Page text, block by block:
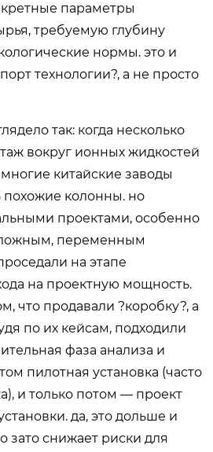
параметры
требуемую глубину
нормы. это и
технологии?, а не просто
так: когда несколько
вокруг ионных жидкостей
китайские заводы
похожие колонны. но
проектами, особенно
переменным
на этапе
на проектную мощность.
что продавали ?коробку?, а
по их кейсам, подходили
фаза анализа и
пилотная установка (часто
и только потом — проект
да, это дольше и
зато снижает риски для